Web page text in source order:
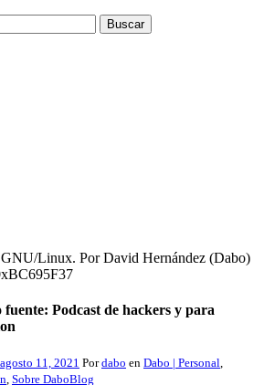
GNU/Linux. Por David Hernández (Dabo)
Podcast de hackers y para
agosto 11, 2021 Pordabo en Dabo | Personal,
, Sobre DaboBlog